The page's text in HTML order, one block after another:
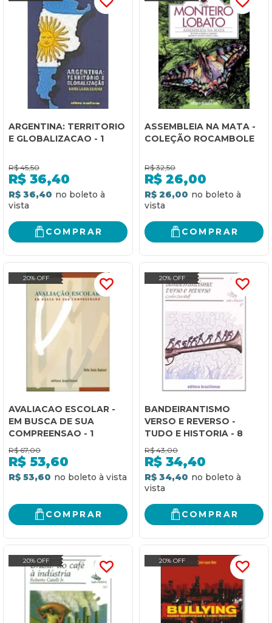
ARGENTINA: TERRITORIO
E GLOBALIZACAO - 1
R$ 45,50
R$ 36,40
R$ 36,40
COMPRAR
ASSEMBLEIA NA MATA -
COLEÇÃO ROCAMBOLE
R$ 32,50
R$ 26,00
R$ 26,00
COMPRAR
20% OFF
AVALIACAO ESCOLAR -
EM BUSCA DE SUA
COMPREENSAO - 1
R$ 67,00
R$ 53,60
R$ 53,60
COMPRAR
20% OFF
BANDEIRANTISMO
VERSO E REVERSO -
TUDO E HISTORIA - 8
R$ 43,00
R$ 34,40
R$ 34,40
COMPRAR
20% OFF 20% OFF